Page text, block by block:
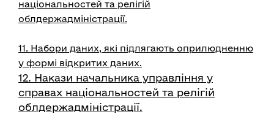
національностей та релігій
облдержадміністрації.
11. Набори даних, які підлягають оприлюдненню
у формі відкритих даних.
12. Накази начальника управління у
справах національностей та релігій
облдержадміністрації.